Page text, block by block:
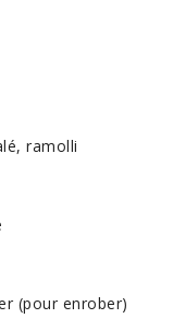
ramolli
(pour enrober)